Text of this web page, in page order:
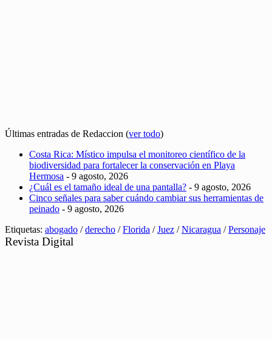
Últimas entradas de Redaccion (ver todo)
Costa Rica: Místico impulsa el monitoreo científico de la
biodiversidad para fortalecer la conservación en Playa
Hermosa - 9 agosto, 2026
¿Cuál es el tamaño ideal de una pantalla? - 9 agosto, 2026
Cinco señales para saber cuándo cambiar sus herramientas de
peinado - 9 agosto, 2026
Etiquetas: abogado /derecho /Florida /Juez /Nicaragua /Personaje
Revista Digital